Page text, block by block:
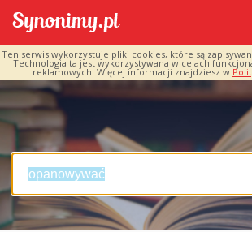
Ten serwis wykorzystuje pliki cookies, które są
Technologia ta jest wykorzystywana w celach
reklamowych. Więcej informacji znajdziesz w